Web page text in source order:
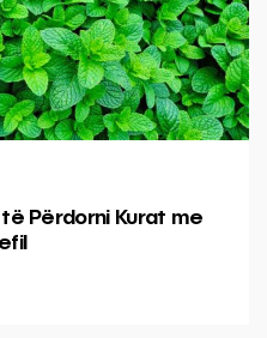
Përdorni Kurat me